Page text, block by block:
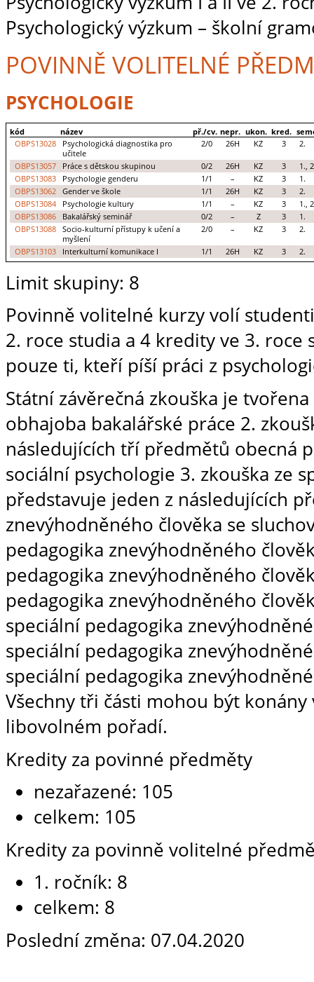
Psychologický výzkum – školní
POVINNĚ VOLITELNÉ
PSYCHOLOGIE
kód název př./cv. nepr. ukon. kred.
OBPS13028
Psychologická diagnostika pro
učitele
2/0 26H KZ 3 2.
OBPS13057 Práce s dětskou skupinou 0/2 26H KZ 3
1.,
OBPS13083
Psychologie genderu 1/1 – KZ 3
1.
OBPS13062
Gender ve škole 1/1 26H KZ 3
2.
OBPS13084
Psychologie kultury 1/1 – KZ 3
1.,
OBPS13086
Bakalářský seminář 0/2 – Z 3
1.
OBPS13088
Socio-kulturní přístupy k učení a
myšlení
2/0 – KZ 3 2.
OBPS13103 Interkulturní komunikace I 1/1 26H KZ 3 2.
Limit skupiny: 8
Povinně volitelné kurzy volí
2. roce studia a 4 kredity ve 3.
pouze ti, kteří píší práci z
Státní závěrečná zkouška je
obhajoba bakalářské práce 2.
následujících tří předmětů obecná
sociální psychologie 3. zkouška ze
představuje jeden z následujících
znevýhodněného člověka se
pedagogika znevýhodněného
pedagogika znevýhodněného
pedagogika znevýhodněného
speciální pedagogika
speciální pedagogika
speciální pedagogika
Všechny tři části mohou být
libovolném pořadí.
Kredity za povinné předměty
nezařazené: 105
celkem: 105
Kredity za povinně volitelné
1. ročník: 8
celkem: 8
Poslední změna: 07.04.2020